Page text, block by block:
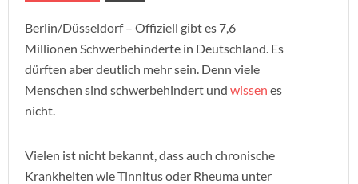
Berlin/Düsseldorf – Offiziell gibt es 7,6
Millionen Schwerbehinderte in Deutschland. Es
dürften aber deutlich mehr sein. Denn viele
Menschen sind schwerbehindert und wissen es
nicht.
Vielen ist nicht bekannt, dass auch chronische
Krankheiten wie Tinnitus oder Rheuma unter